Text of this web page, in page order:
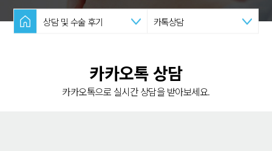
상담 및 수술 후기 카톡상담
카카오톡 상담
카카오톡으로 실시간 상담을 받아보세요.